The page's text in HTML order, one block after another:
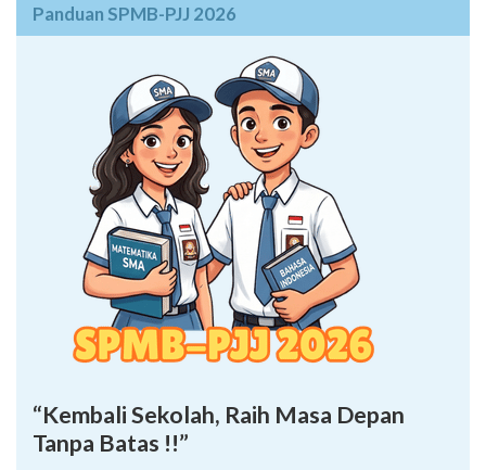
Panduan SPMB-PJJ 2026
“Kembali Sekolah, Raih Masa Depan
Tanpa Batas !!”